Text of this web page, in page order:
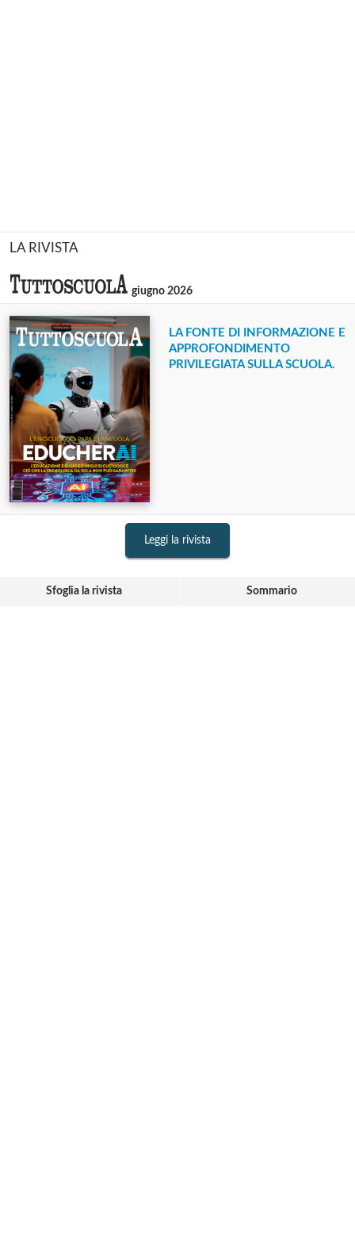
LA RIVISTA
giugno 2026
LA FONTE DI INFORMAZIONE E
APPROFONDIMENTO
PRIVILEGIATA SULLA SCUOLA.
Leggi la rivista
Sfoglia la rivista Sommario